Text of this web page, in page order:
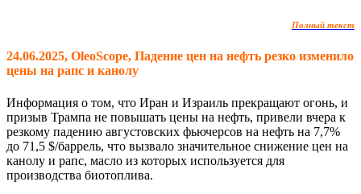
Полный текст
24.06.2025, OleoScope, Падение цен на нефть резко изменило
цены на рапс и канолу
Информация о том, что Иран и Израиль прекращают огонь, и
призыв Трампа не повышать цены на нефть, привели вчера к
резкому падению августовских фьючерсов на нефть на 7,7%
до 71,5 $/баррель, что вызвало значительное снижение цен на
канолу и рапс, масло из которых используется для
производства биотоплива.